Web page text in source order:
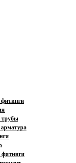
фитинги
трубы
фитинги